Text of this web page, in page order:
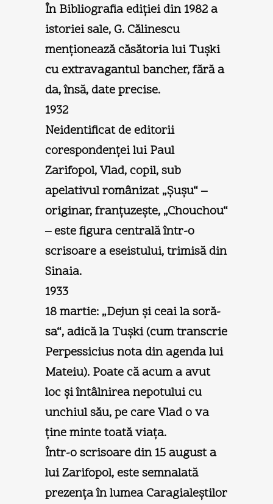
În Bibliografia ediţiei din 1982 a
istoriei sale, G. Călinescu
menţionează căsătoria lui Tuşki
cu extravagantul bancher, fără a
da, însă, date precise.
1932
Neidentificat de editorii
corespondenţei lui Paul
Zarifopol, Vlad, copil, sub
apelativul românizat „Şuşu“ –
originar, franţuzeşte, „Chouchou“
– este figura centrală într-o
scrisoare a eseistului, trimisă din
Sinaia.
1933
18 martie: „Dejun şi ceai la soră-
sa“, adică la Tuşki (cum transcrie
Perpessicius nota din agenda lui
Mateiu). Poate că acum a avut
loc şi întâlnirea nepotului cu
unchiul său, pe care Vlad o va
ţine minte toată viaţa.
Într-o scrisoare din 15 august a
lui Zarifopol, este semnalată
prezenţa în lumea Caragialeştilor